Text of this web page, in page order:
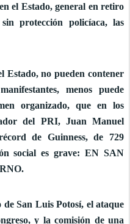
el Estado, general en retiro
protección policíaca, las
no pueden contener
menos puede
organizado, que en los
del PRI, Juan Manuel
de Guinness, de 729
social es grave: EN SAN
San Luis Potosí, el ataque
y la comisión de una